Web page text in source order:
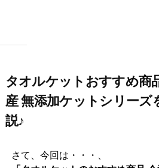
タオルケットおすすめ商
産 無添加ケットシリーズ
説♪
さて、今回は・・・、